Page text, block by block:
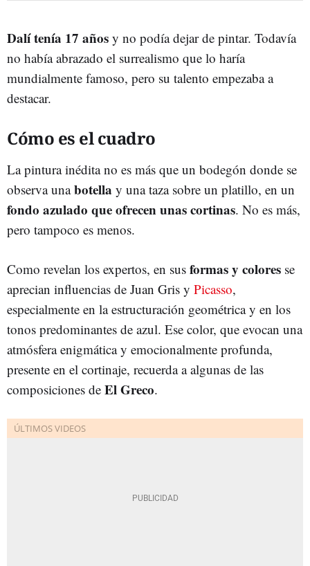
Dalí tenía 17 años y no podía dejar de pintar. Todavía
no había abrazado el surrealismo que lo haría
mundialmente famoso, pero su talento empezaba a
destacar.
Cómo es el cuadro
La pintura inédita no es más que un bodegón donde se
observa unabotella y una taza sobre un platillo, en un
fondo azulado que ofrecen unas cortinas. No es más,
pero tampoco es menos.
Como revelan los expertos, en sus formas y colores se
aprecian influencias de Juan Gris y Picasso,
especialmente en la estructuración geométrica y en los
tonos predominantes de azul. Ese color, que evocan una
atmósfera enigmática y emocionalmente profunda,
presente en el cortinaje, recuerda a algunas de las
composiciones de El Greco.